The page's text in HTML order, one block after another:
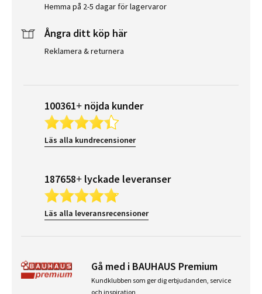
Hemma på 2-5 dagar för lagervaror
Ångra ditt köp här
Reklamera & returnera
100361+ nöjda kunder
Läs alla kundrecensioner
187658+ lyckade leveranser
Läs alla leveransrecensioner
Gå med i BAUHAUS Premium
Kundklubben som ger dig erbjudanden, service
och inspiration